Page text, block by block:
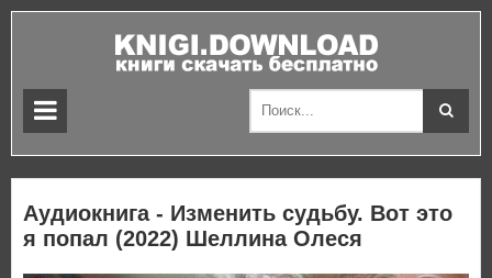
Аудиокнига - Изменить судьбу. Вот это
я попал (2022) Шеллина Олеся